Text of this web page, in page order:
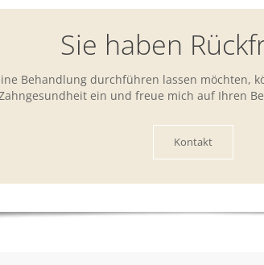
Sie haben
Behandlung durchführen lassen möchten,
ein und freue mich auf Ihren
Kontakt